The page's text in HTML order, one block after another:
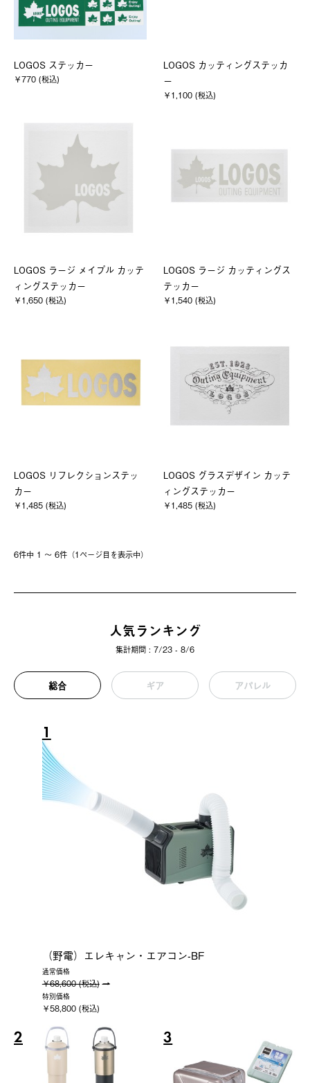
LOGOS ステッカー
￥770 (税込)
LOGOS カッティングステッカ
ー
￥1,100 (税込)
LOGOS ラージ メイプル カッテ
ィングステッカー
￥1,650 (税込)
LOGOS ラージ カッティングス
テッカー
￥1,540 (税込)
LOGOS リフレクションステッ
カー
￥1,485 (税込)
LOGOS グラスデザイン カッテ
ィングステッカー
￥1,485 (税込)
6件中 1 〜 6件（1ページ⽬を表⽰中）
人気ランキング
集計期間 : 7/23 - 8/6
総合 ギア アパレル
1
（野電）エレキャン・エアコン-BF
通常価格
￥68,600 (税込)
特別価格
￥58,800 (税込)
2 3